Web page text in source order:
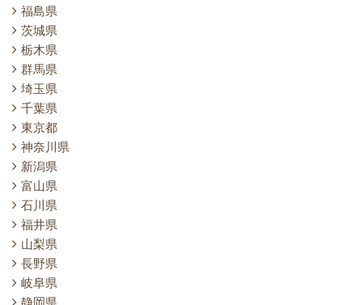
福島県
茨城県
栃木県
群馬県
埼玉県
千葉県
東京都
神奈川県
新潟県
富山県
石川県
福井県
山梨県
長野県
岐阜県